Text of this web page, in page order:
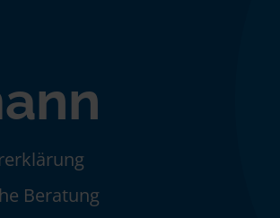
Beratung